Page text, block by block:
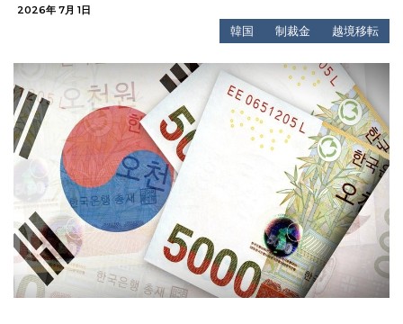
2026年 7月 1日
韓国 制裁金 越境移転